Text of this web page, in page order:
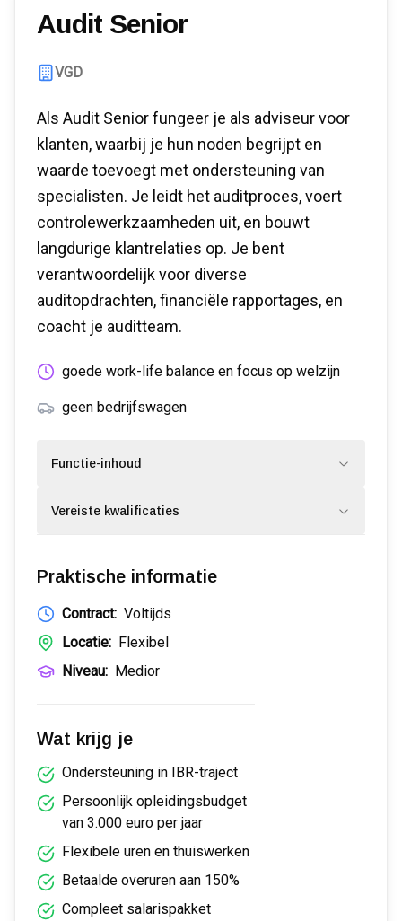
Audit Senior
VGD
Als Audit Senior fungeer je als adviseur voor
klanten, waarbij je hun noden begrijpt en
waarde toevoegt met ondersteuning van
specialisten. Je leidt het auditproces, voert
controlewerkzaamheden uit, en bouwt
langdurige klantrelaties op. Je bent
verantwoordelijk voor diverse
auditopdrachten, financiële rapportages, en
coacht je auditteam.
goede work-life balance en focus op welzijn
geen bedrijfswagen
Functie-inhoud
Vereiste kwalificaties
Praktische informatie
Contract: Voltijds
Locatie: Flexibel
Niveau: Medior
Wat krijg je
Ondersteuning in IBR-traject
Persoonlijk opleidingsbudget
van 3.000 euro per jaar
Flexibele uren en thuiswerken
Betaalde overuren aan 150%
Compleet salarispakket